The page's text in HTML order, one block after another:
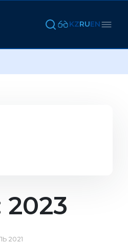
KZRUEN
2021